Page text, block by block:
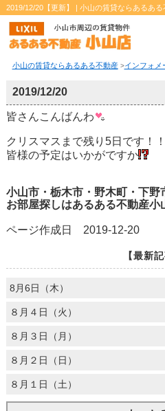
2019/12/20【更新】 | 小山の賃貸ならあるある
小山の賃貸ならあるある不動産>インフォメ
2019/12/20
皆さんこんばんわ
クリスマスまで残り5日です！！
皆様の予定はいかがですか
小山市・栃木市・野木町・下野
お部屋探しはあるある不動産小
ページ作成日 2019-12-20
【最新記
8月6日（木）
８月４日（火）
８月３日（月）
８月２日（日）
８月１日（土）